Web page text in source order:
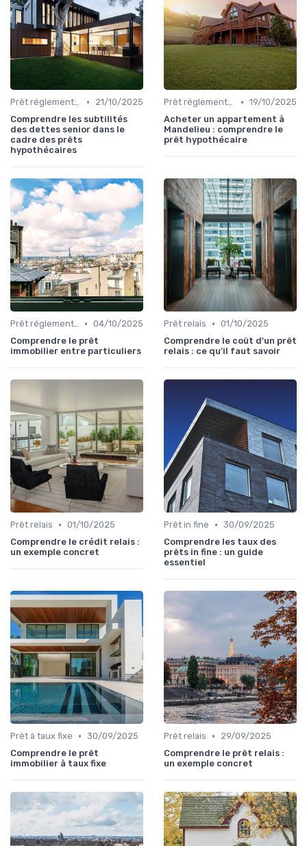
Prêt réglementé (PTZ, PAS) •
21/10/2025
Comprendre les subtilités
des dettes senior dans le
cadre des prêts
hypothécaires
Prêt réglementé (PTZ, PAS) • 19/10/2025
Acheter un appartement à
Mandelieu : comprendre le
prêt hypothécaire
Prêt réglementé (PTZ, PAS) • 04/10/2025
Comprendre le prêt
immobilier entre particuliers
Prêt relais • 01/10/2025
Comprendre le coût d'un prêt
relais : ce qu'il faut savoir
Prêt relais • 01/10/2025
Comprendre le crédit relais :
un exemple concret
Prêt in fine • 30/09/2025
Comprendre les taux des
prêts in fine : un guide
essentiel
Prêt à taux fixe • 30/09/2025
Comprendre le prêt
immobilier à taux fixe
Prêt relais •
29/09/2025
Comprendre le prêt relais :
un exemple concret